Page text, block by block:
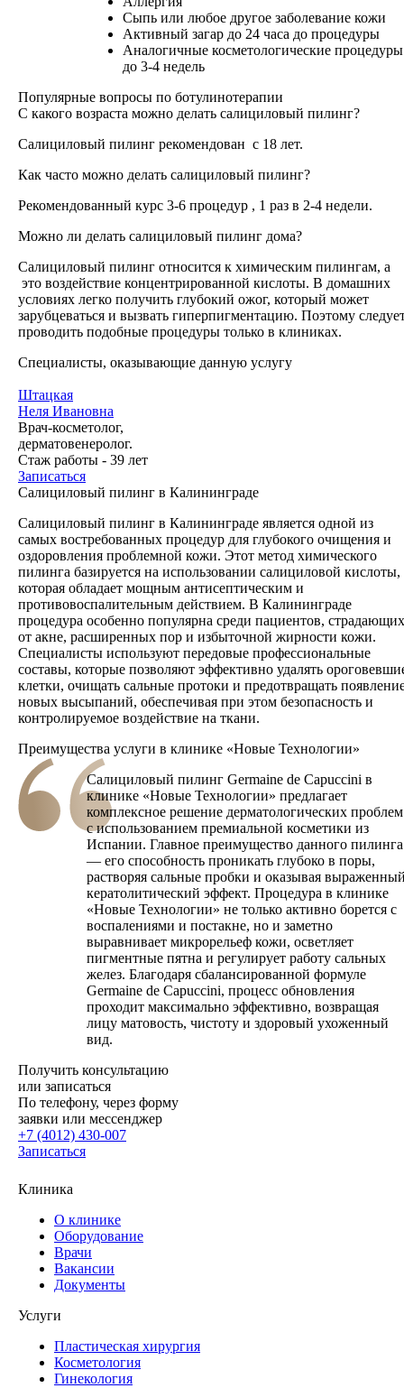
Сыпь или любое другое заболевание кожи
Активный загар до 24 часа до процедуры
Аналогичные косметологические процедуры
до 3-4 недель
Популярные вопросы по ботулинотерапии
С какого возраста можно делать салициловый пилинг?
Салициловый пилинг рекомендован с 18 лет.
Как часто можно делать салициловый пилинг?
Рекомендованный курс 3-6 процедур , 1 раз в 2-4 недели.
Можно ли делать салициловый пилинг дома?
Салициловый пилинг относится к химическим пилингам, а
это воздействие концентрированной кислоты. В домашних
условиях легко получить глубокий ожог, который может
зарубцеваться и вызвать гиперпигментацию. Поэтому
проводить подобные процедуры только в клиниках.
Специалисты, оказывающие данную услугу
Штацкая
Неля Ивановна
Врач-косметолог,
дерматовенеролог.
Стаж работы - 39 лет
Записаться
Салициловый пилинг в Калининграде
Салициловый пилинг в Калининграде является одной из
самых востребованных процедур для глубокого очищения и
оздоровления проблемной кожи. Этот метод химического
пилинга базируется на использовании салициловой кислоты,
которая обладает мощным антисептическим и
противовоспалительным действием. В Калининграде
процедура особенно популярна среди пациентов, страдающих
от акне, расширенных пор и избыточной жирности кожи.
Специалисты используют передовые профессиональные
составы, которые позволяют эффективно удалять
клетки, очищать сальные протоки и предотвращать
новых высыпаний, обеспечивая при этом безопасность и
контролируемое воздействие на ткани.
Преимущества услуги в клинике «Новые Технологии»
Салициловый пилинг Germaine de Capuccini в
клинике «Новые Технологии» предлагает
комплексное решение дерматологических проблем
с использованием премиальной косметики из
Испании. Главное преимущество данного пилинга
— его способность проникать глубоко в поры,
растворяя сальные пробки и оказывая
кератолитический эффект. Процедура в клинике
«Новые Технологии» не только активно борется с
воспалениями и постакне, но и заметно
выравнивает микрорельеф кожи, осветляет
пигментные пятна и регулирует работу сальных
желез. Благодаря сбалансированной формуле
Germaine de Capuccini, процесс обновления
проходит максимально эффективно, возвращая
лицу матовость, чистоту и здоровый ухоженный
вид.
Получить консультацию
или записаться
По телефону, через форму
заявки или мессенджер
+7 (4012) 430-007
Записаться
Клиника
О клинике
Оборудование
Врачи
Вакансии
Документы
Услуги
Пластическая хирургия
Косметология
Гинекология